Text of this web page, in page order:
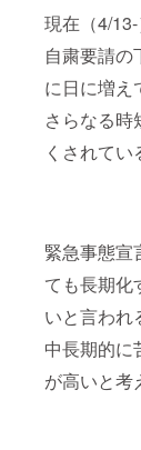
現在（4/
自粛要請の
に日に増え
さらなる時
くされてい
緊急事態宣
ても長期化
いと言われ
中長期的に
が高いと考